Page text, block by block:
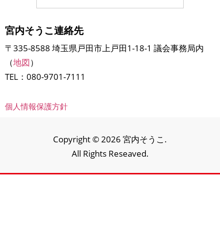
宮内そうこ連絡先
〒335-8588 埼玉県戸田市上戸田1-18-1 議会事務局内
（地図）
TEL：080-9701-7111
個人情報保護方針
Copyright © 2026 宮内そうこ.
All Rights Reseaved.